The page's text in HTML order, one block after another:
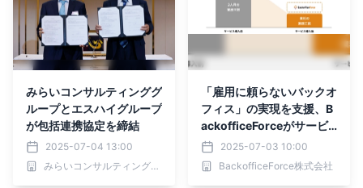
みらいコンサルティンググ
ループとエスハイグループ
が包括連携協定を締結
2025-07-04 13:00
みらいコンサルティンググループ
「雇用に頼らないバックオ
フィス」の実現を支援、B
ackofficeForceがサービ
スコンセプトを提唱
2025-07-03 10:00
BackofficeForce株式会社